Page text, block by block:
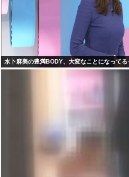
水卜麻美の豊満BODY、大変なことになってる